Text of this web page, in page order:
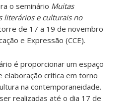
o seminário Muitas
literários e culturais no
de 17 a 19 de novembro
e Expressão (CCE).
é proporcionar um espaço
crítica em torno
na contemporaneidade.
realizadas até o dia 17 de